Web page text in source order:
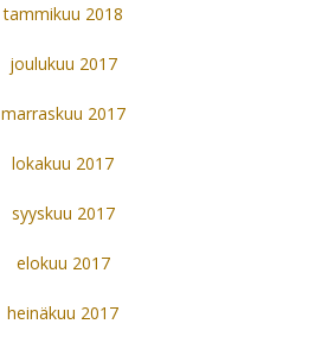
tammikuu 2018
joulukuu 2017
marraskuu 2017
lokakuu 2017
syyskuu 2017
elokuu 2017
heinäkuu 2017